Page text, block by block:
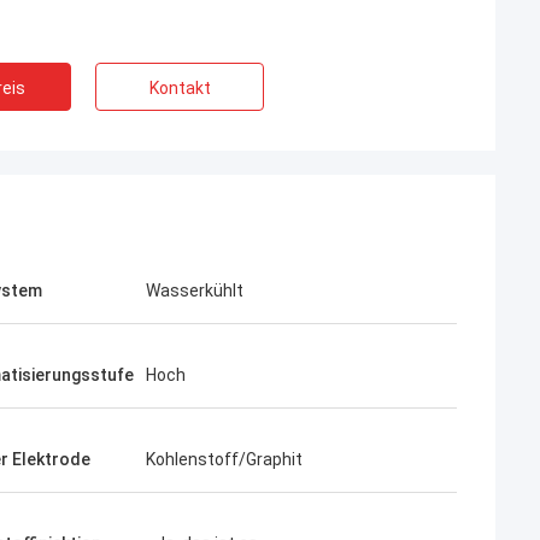
des
abgeschlossen,
Kontakt
Wasserkühlt
Hoch
Elektrode Kohlenstoff/Graphit